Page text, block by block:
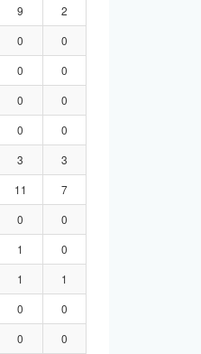
9
2
0
0
0
0
0
0
0
0
3
3
11
7
0
0
1
0
1
1
0
0
0
0